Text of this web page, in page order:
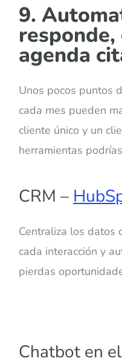
9.
agenda
Unos pocos puntos
cada mes pueden
cliente único y un
herramientas
CRM –
Centraliza los datos
cada interacción y
pierdas
Chatbot en